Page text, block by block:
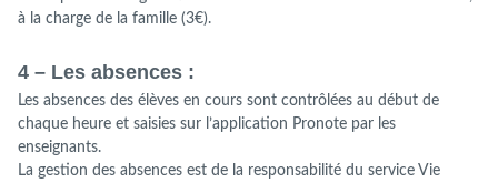
à la charge de la famille (3€).
4 – Les absences :
Les absences des élèves en cours sont contrôlées au début de
chaque heure et saisies sur l’application Pronote par les
enseignants.
La gestion des absences est de la responsabilité du service Vie